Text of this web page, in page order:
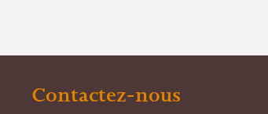
Contactez-nous